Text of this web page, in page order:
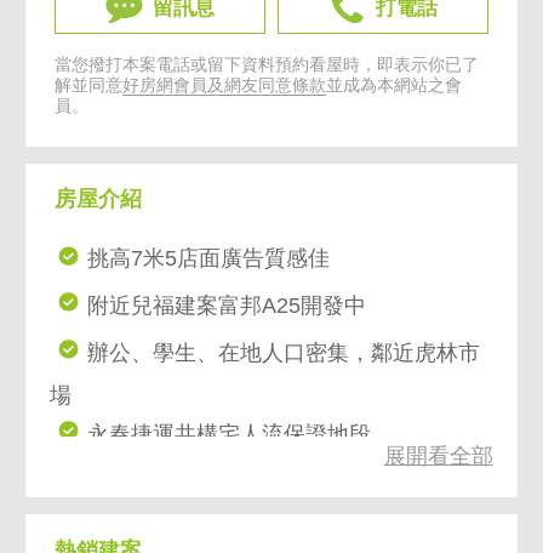
留訊息 打電話
當您撥打本案電話或留下資料預約看屋時，即表示你已了
解並同意好房網會員及網友同意條款並成為本網站之會
員。
房屋介紹
挑高7米5店面廣告質感佳
附近兒福建案富邦A25開發中
辦公、學生、在地人口密集，鄰近虎林市
場
永春捷運共構宅人流保證地段
展開看全部